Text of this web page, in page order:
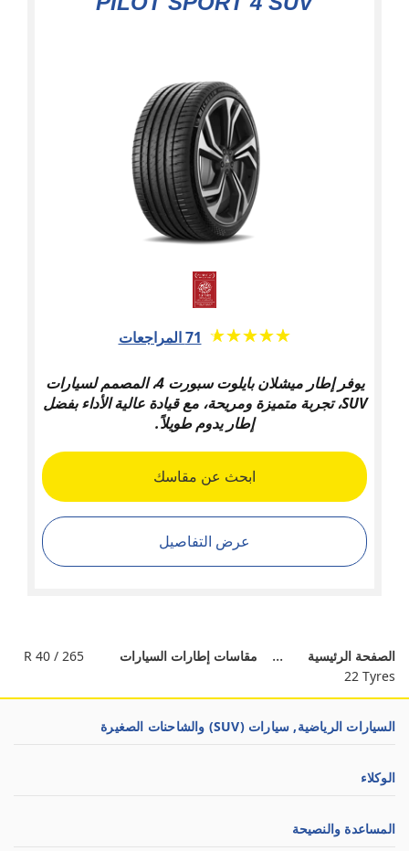
★★★★★
☆☆☆☆☆ 71 المراجعات
يوفر إطار ميشلان بايلوت سبورت 4، المصمم لسيارات
SUV، تجربة متميزة ومريحة، مع قيادة عالية الأداء بفضل
إطار يدوم طويلاً.
ابحث عن مقاسك
عرض التفاصيل
الصفحة الرئيسية مقاسات إطارات السيارات
265 / 40 R
22 Tyres
السيارات الرياضية, سيارات (SUV) والشاحنات الصغيرة
الوكلاء
المساعدة والنصيحة